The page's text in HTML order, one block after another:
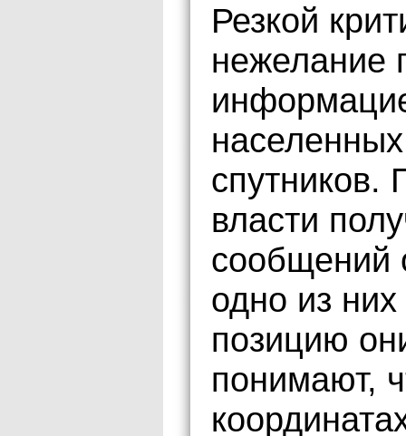
Резкой
нежелание
спутников.
власти
сообщений
одно из
позицию
понимают,